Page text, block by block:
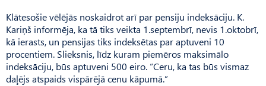
Klātesošie vēlējās noskaidrot arī par pensiju indeksāciju. K.
Kariņš informēja, ka tā tiks veikta 1.septembrī, nevis 1.oktobrī,
kā ierasts, un pensijas tiks indeksētas par aptuveni 10
procentiem. Slieksnis, līdz kuram piemēros maksimālo
indeksāciju, būs aptuveni 500 eiro. “Ceru, ka tas būs vismaz
daļējs atspaids vispārējā cenu kāpumā.”